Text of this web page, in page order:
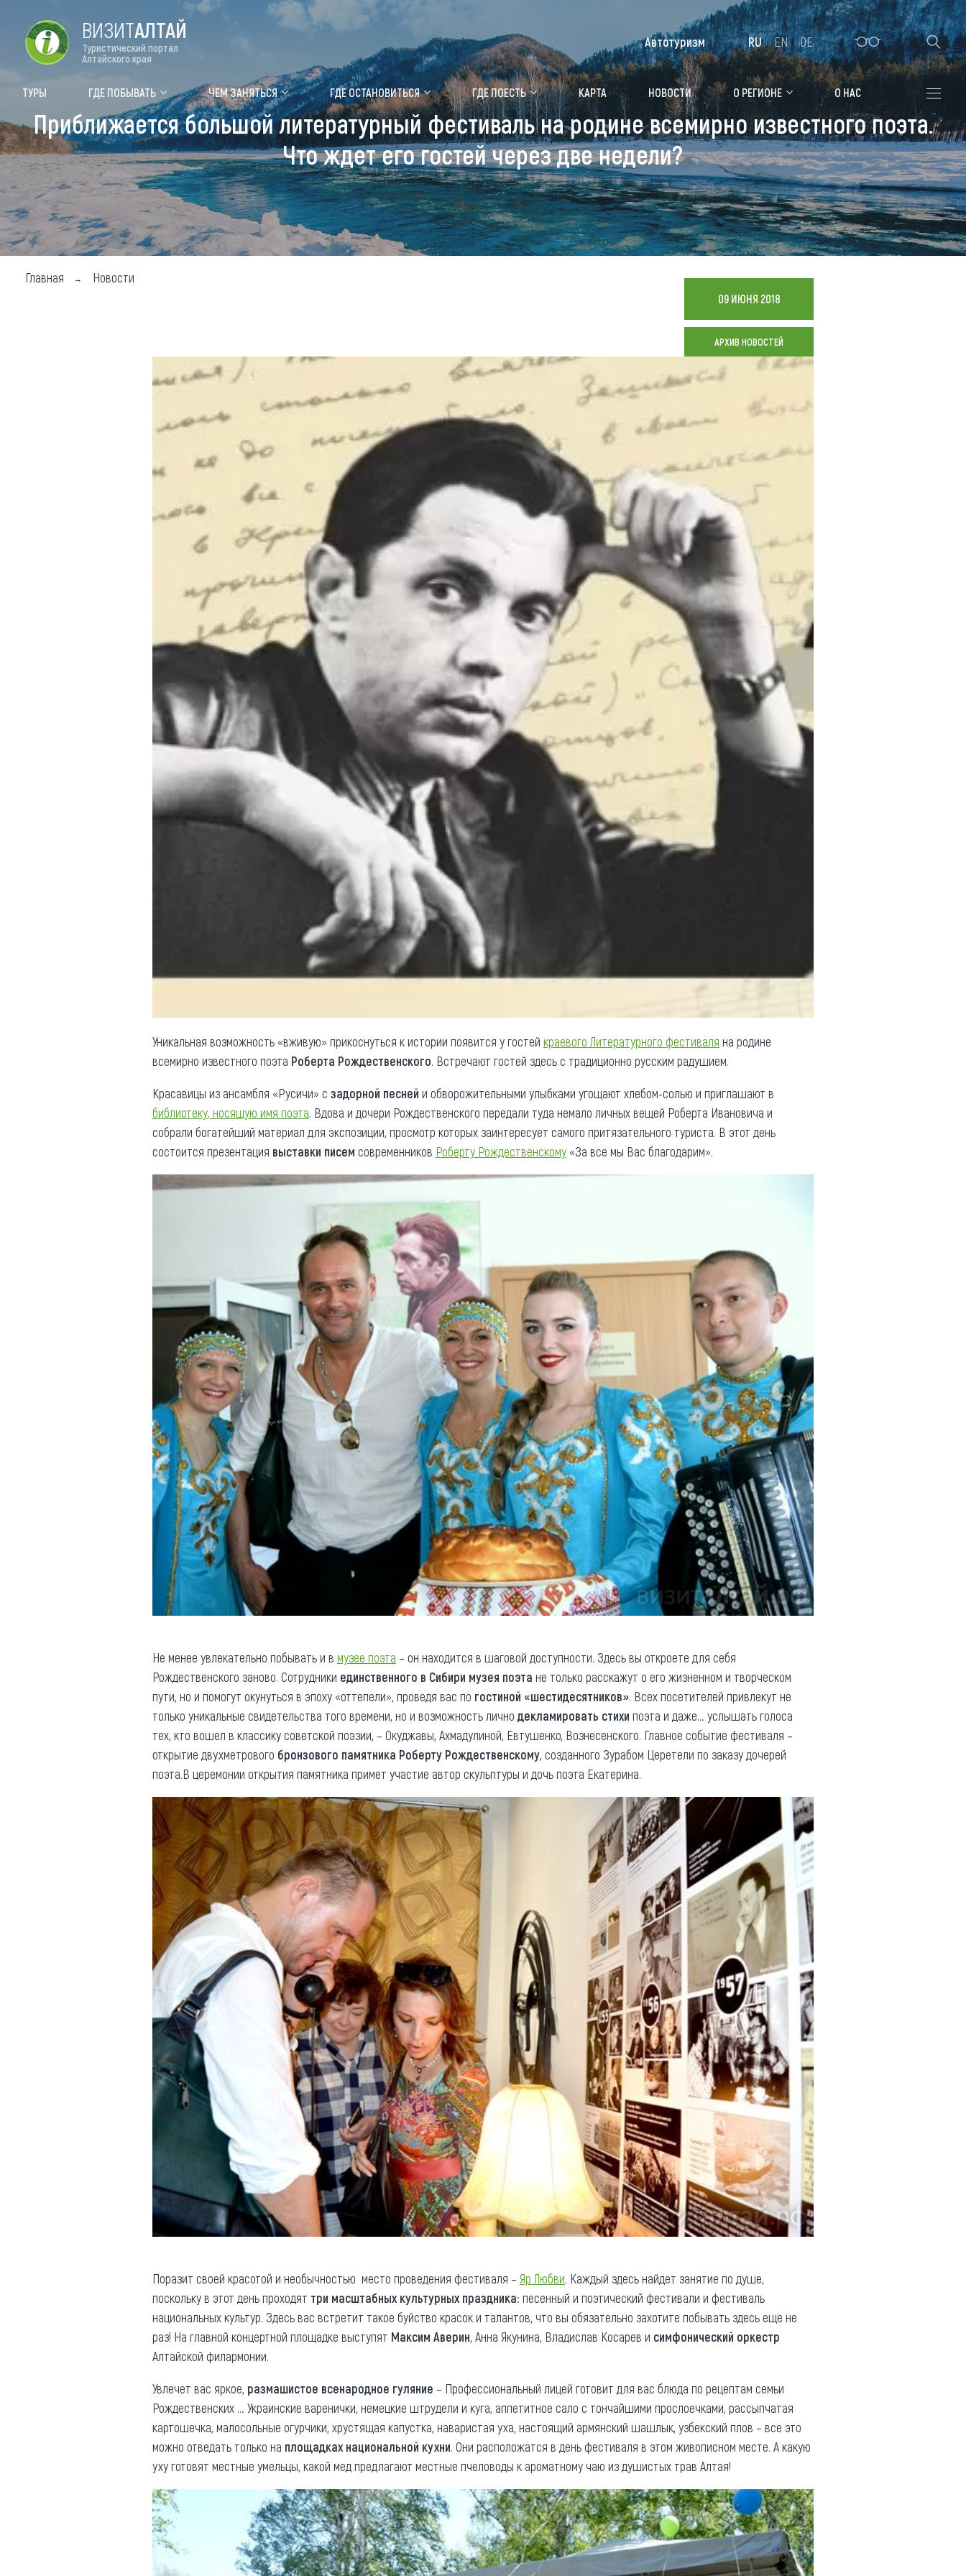
Форум VISIT ALTAI Цветение маральника Медицинский форум Алтайская зимовка
Туры Где побывать
Объекты природы
Объекты истории и культуры
Объекты развлечений
Топ туристических мест
Чем заняться
Календарь событий
Аудиогид
Мой маршрут
Где остановиться
Санатории
Гостиницы, отели
Коттеджи, базы
Сельские усадьбы
Мотели, придорожные отели
Что привезти (сувениры)
Общая информация
Как добраться
Люди, прославившие Алтай
Карты и буклеты
Коллекция впечатлений
Видеогалерея
Другие рубрики
Обращения граждан
ВИЗИТАЛТАЙ
Туристический портал
Алтайского края
ТУРЫ ГДЕ ПОБЫВАТЬ ЧЕМ ЗАНЯТЬСЯ ГДЕ ОСТАНОВИТЬСЯ ГДЕ ПОЕСТЬ КАРТА НОВОСТИ О РЕГИОНЕ О НАС
Автотуризм RU EN DE
Приближается большой литературный фестиваль на родине всемирно известного поэта.
Что ждет его гостей через две недели?
Главная Новости
09 ИЮНЯ 2018
АРХИВ НОВОСТЕЙ
Уникальная возможность «вживую» прикоснуться к истории появится у гостей краевого Литературного фестиваля на родине
всемирно известного поэта Роберта Рождественского. Встречают гостей здесь с традиционно русским радушием.
Красавицы из ансамбля «Русичи» с задорной песней и обворожительными улыбками угощают хлебом-солью и приглашают в
библиотеку, носящую имя поэта. Вдова и дочери Рождественского передали туда немало личных вещей Роберта Ивановича и
собрали богатейший материал для экспозиции, просмотр которых заинтересует самого притязательного туриста. В этот день
состоится презентация выставки писем современников Роберту Рождественскому «За все мы Вас благодарим».
Не менее увлекательно побывать и в музее поэта – он находится в шаговой доступности. Здесь вы откроете для себя
Рождественского заново. Сотрудники единственного в Сибири музея поэта не только расскажут о его жизненном и творческом
пути, но и помогут окунуться в эпоху «оттепели», проведя вас по гостиной «шестидесятников». Всех посетителей привлекут не
только уникальные свидетельства того времени, но и возможность лично декламировать стихи поэта и даже… услышать голоса
тех, кто вошел в классику советской поэзии, ­– Окуджавы, Ахмадулиной, Евтушенко, Вознесенского. Главное событие фестиваля –
открытие двухметрового бронзового памятника Роберту Рождественскому, созданного Зурабом Церетели по заказу дочерей
поэта.В церемонии открытия памятника примет участие автор скульптуры и дочь поэта Екатерина.
Поразит своей красотой и необычностью место проведения фестиваля ­– Яр Любви. Каждый здесь найдет занятие по душе,
поскольку в этот день проходят три масштабных культурных праздника: песенный и поэтический фестивали и фестиваль
национальных культур. Здесь вас встретит такое буйство красок и талантов, что вы обязательно захотите побывать здесь еще не
раз! На главной концертной площадке выступят Максим Аверин, Анна Якунина, Владислав Косарев и симфонический оркестр
Алтайской филармонии.
Увлечет вас яркое, размашистое всенародное гуляние – Профессиональный лицей готовит для вас блюда по рецептам семьи
Рождественских … Украинские варенички, немецкие штрудели и куга, аппетитное сало с тончайшими прослоечками, рассыпчатая
картошечка, малосольные огурчики, хрустящая капустка, наваристая уха, настоящий армянский шашлык, узбекский плов – все это
можно отведать только на площадках национальной кухни. Они расположатся в день фестиваля в этом живописном месте. А какую
уху готовят местные умельцы, какой мед предлагают местные пчеловоды к ароматному чаю из душистых трав Алтая!